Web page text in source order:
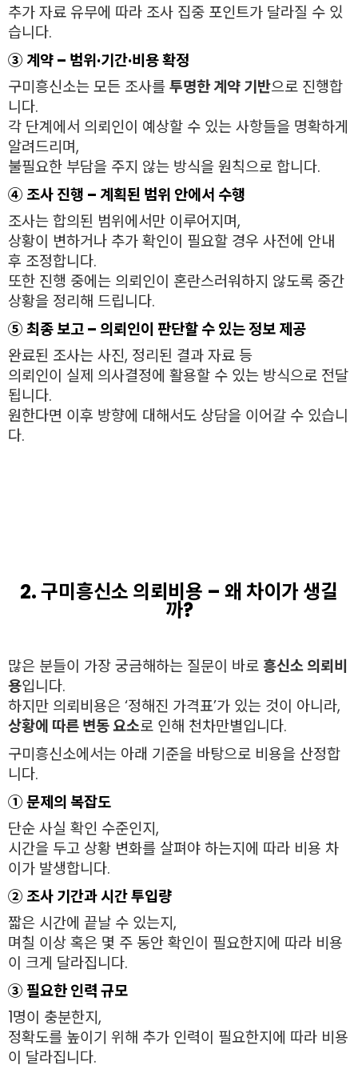
추가 자료 유무에 따라 조사 집중 포인트가 달라질 수 있
습니다.
③ 계약 – 범위·기간·비용 확정
구미흥신소는 모든 조사를투명한 계약 기반으로 진행합
니다.
각 단계에서 의뢰인이 예상할 수 있는 사항들을 명확하게
알려드리며,
불필요한 부담을 주지 않는 방식을 원칙으로 합니다.
④ 조사 진행 – 계획된 범위 안에서 수행
조사는 합의된 범위에서만 이루어지며,
상황이 변하거나 추가 확인이 필요할 경우 사전에 안내
후 조정합니다.
또한 진행 중에는 의뢰인이 혼란스러워하지 않도록 중간
상황을 정리해 드립니다.
⑤ 최종 보고 – 의뢰인이 판단할 수 있는 정보 제공
완료된 조사는 사진, 정리된 결과 자료 등
의뢰인이 실제 의사결정에 활용할 수 있는 방식으로 전달
됩니다.
원한다면 이후 방향에 대해서도 상담을 이어갈 수 있습니
다.
2. 구미흥신소 의뢰비용 – 왜 차이가 생길
까?
많은 분들이 가장 궁금해하는 질문이 바로 흥신소 의뢰비
용입니다.
하지만 의뢰비용은 ‘정해진 가격표’가 있는 것이 아니라,
상황에 따른 변동 요소로 인해 천차만별입니다.
구미흥신소에서는 아래 기준을 바탕으로 비용을 산정합
니다.
① 문제의 복잡도
단순 사실 확인 수준인지,
시간을 두고 상황 변화를 살펴야 하는지에 따라 비용 차
이가 발생합니다.
② 조사 기간과 시간 투입량
짧은 시간에 끝날 수 있는지,
며칠 이상 혹은 몇 주 동안 확인이 필요한지에 따라 비용
이 크게 달라집니다.
③ 필요한 인력 규모
1명이 충분한지,
정확도를 높이기 위해 추가 인력이 필요한지에 따라 비용
이 달라집니다.